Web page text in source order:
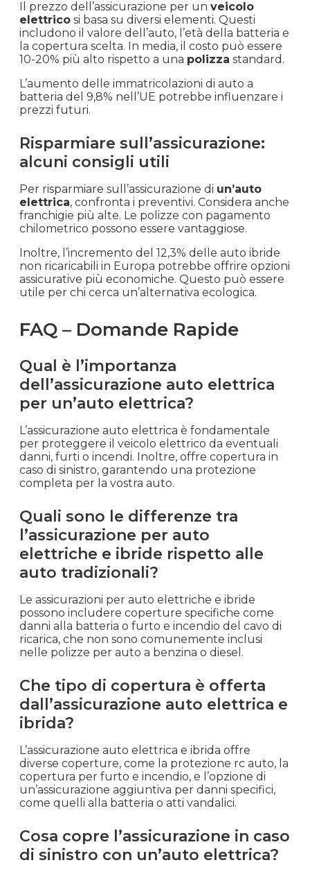
Il prezzo dell’assicurazione per un veicolo
elettrico si basa su diversi elementi. Questi
includono il valore dell’auto, l’età della batteria e
la copertura scelta. In media, il costo può essere
10-20% più alto rispetto a una polizza standard.
L’aumento delle immatricolazioni di auto a
batteria del 9,8% nell’UE potrebbe influenzare i
prezzi futuri.
Risparmiare sull’assicurazione:
alcuni consigli utili
Per risparmiare sull’assicurazione di un’auto
elettrica, confronta i preventivi. Considera anche
franchigie più alte. Le polizze con pagamento
chilometrico possono essere vantaggiose.
Inoltre, l’incremento del 12,3% delle auto ibride
non ricaricabili in Europa potrebbe offrire opzioni
assicurative più economiche. Questo può essere
utile per chi cerca un’alternativa ecologica.
FAQ – Domande Rapide
Qual è l’importanza
dell’assicurazione auto elettrica
per un’auto elettrica?
L’assicurazione auto elettrica è fondamentale
per proteggere il veicolo elettrico da eventuali
danni, furti o incendi. Inoltre, offre copertura in
caso di sinistro, garantendo una protezione
completa per la vostra auto.
Quali sono le differenze tra
l’assicurazione per auto
elettriche e ibride rispetto alle
auto tradizionali?
Le assicurazioni per auto elettriche e ibride
possono includere coperture specifiche come
danni alla batteria o furto e incendio del cavo di
ricarica, che non sono comunemente inclusi
nelle polizze per auto a benzina o diesel.
Che tipo di copertura è offerta
dall’assicurazione auto elettrica e
ibrida?
L’assicurazione auto elettrica e ibrida offre
diverse coperture, come la protezione rc auto, la
copertura per furto e incendio, e l’opzione di
un’assicurazione aggiuntiva per danni specifici,
come quelli alla batteria o atti vandalici.
Cosa copre l’assicurazione in caso
di sinistro con un’auto elettrica?